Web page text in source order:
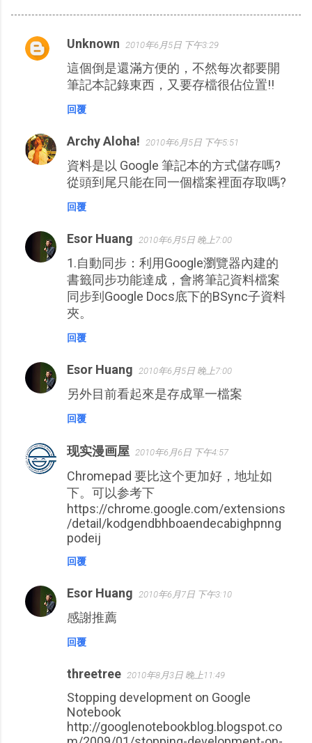
留
Unknown 2010年6月5日 下午3:29
這個倒是還滿方便的，不然每次都要開
筆記本記錄東西，又要存檔很佔位置!!
回覆
Archy Aloha! 2010年6月5日 下午5:51
資料是以 Google 筆記本的方式儲存嗎?
從頭到尾只能在同一個檔案裡面存取嗎?
回覆
Esor Huang 2010年6月5日 晚上7:00
1.自動同步：利用Google瀏覽器內建的
書籤同步功能達成，會將筆記資料檔案
同步到Google Docs底下的BSync子資料
夾。
回覆
Esor Huang 2010年6月5日 晚上7:00
另外目前看起來是存成單一檔案
回覆
现实漫画屋 2010年6月6日 下午4:57
Chromepad 要比这个更加好，地址如
下。可以参考下
https://chrome.google.com/extensions
/detail/kodgendbhboaendecabighpnng
podeij
回覆
Esor Huang 2010年6月7日 下午3:10
感謝推薦
回覆
threetree 2010年8月3日 晚上11:49
Stopping development on Google
Notebook
http://googlenotebookblog.blogspot.co